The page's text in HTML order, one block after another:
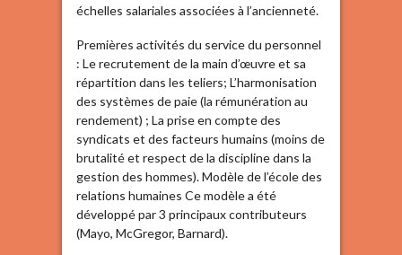
échelles salariales associées à l’ancienneté.
Premières activités du service du personnel
: Le recrutement de la main d’œuvre et sa
répartition dans les teliers; L’harmonisation
des systèmes de paie (la rémunération au
rendement) ; La prise en compte des
syndicats et des facteurs humains (moins de
brutalité et respect de la discipline dans la
gestion des hommes). Modèle de l’école des
relations humaines Ce modèle a été
développé par 3 principaux contributeurs
(Mayo, McGregor, Barnard).